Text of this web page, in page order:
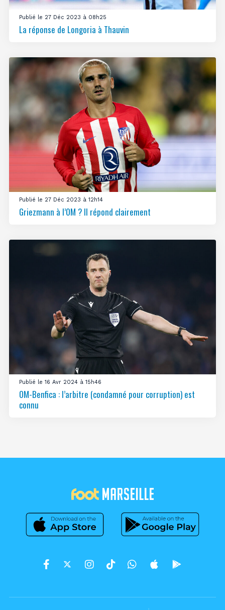
Publié le 27 Déc 2023 à 08h25
La réponse de Longoria à Thauvin
Publié le 27 Déc 2023 à 12h14
Griezmann à l’OM ? Il répond clairement
Publié le 16 Avr 2024 à 15h46
OM-Benfica : l’arbitre (condamné pour corruption) est
connu